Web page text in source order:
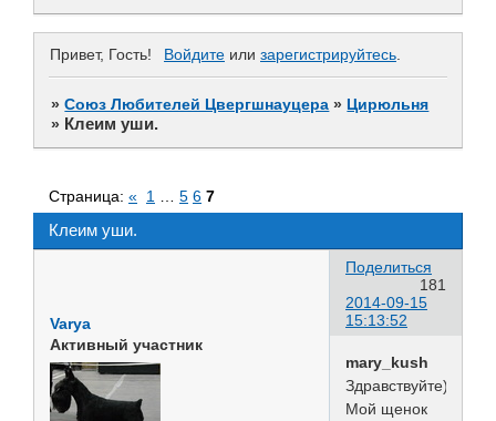
Привет, Гость! Войдите или зарегистрируйтесь.
»Союз Любителей Цвергшнауцера » Цирюльня
» Клеим уши.
Клеим уши.
Страница: « 1 5 6 7
Поделиться
181
2014-09-15
15:13:52
Varya
Активный участник
mary_kush
Здравствуйте)
Мой щенок